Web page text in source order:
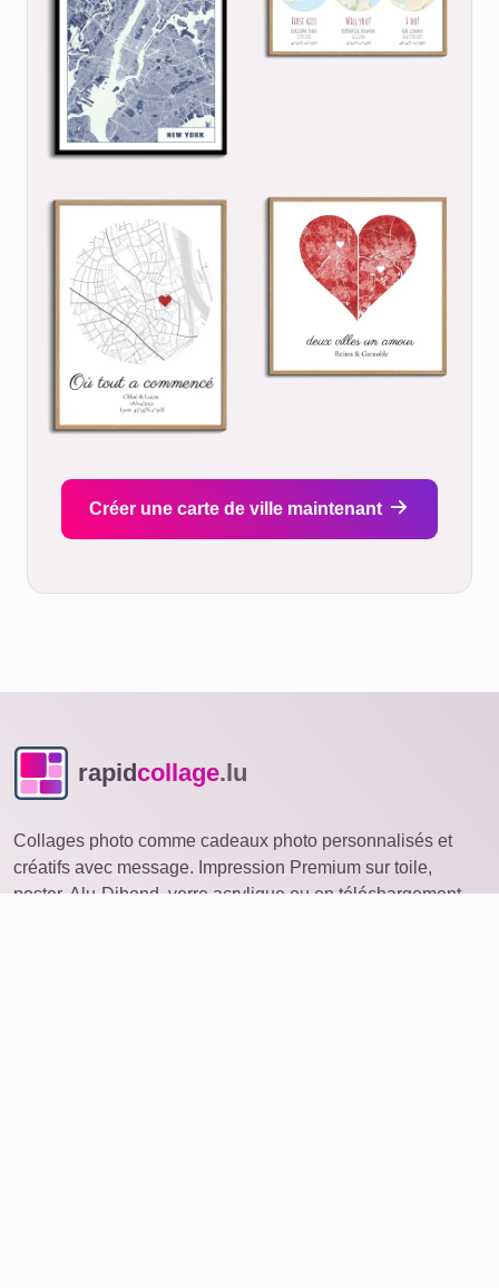
Créer une carte de ville maintenant
rapidcollage.lu
Collages photo comme cadeaux photo personnalisés et
créatifs avec message. Impression Premium sur toile,
poster, Alu-Dibond, verre acrylique ou en téléchargement.